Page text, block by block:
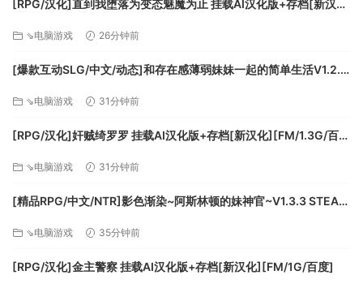
度足够高时，您的伙伴在战斗中可以随机获得一些额外的能
力，我们期望这个系统可以适当的增加游戏的随机性并加快游
仅可以反应在战斗表现中，同样会影响一场战斗的走势。天气
[RPG/汉化]直到我堕落为变态魅魔为止 挂载AI汉化版+存档[新汉
⇘电脑游戏 26分钟前
[爆款互动SLG/中文/动态]和存在感薄弱妹妹一起的简单生活V1.2.7
⇘电脑游戏 31分钟前
[RPG/汉化]奸贼绮罗罗 挂载AI汉化版+存档[新汉化][FM/1.3G/百
⇘电脑游戏 31分钟前
[精品RPG/中文/NTR]影色渐染~阿斯林顿的妹神官~V1.3.3 STEAM
[FM/7.5G/百度]
⇘电脑游戏 35分钟前
[RPG/汉化]金主警察 挂载AI汉化版+存档[新汉化][FM/1G/百度]